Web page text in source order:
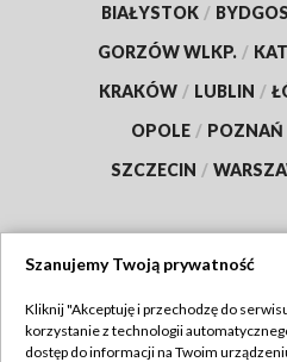
BIAŁYSTOK /
GORZÓW WLKP. /
KRAKÓW / LUBLIN /
OPOLE / POZNAŃ
SZCZECIN /
Szanujemy Twoją prywatność
Kliknij "Akceptuję i przechodzę do
korzystanie z technologii
dostęp do informacji na Twoim